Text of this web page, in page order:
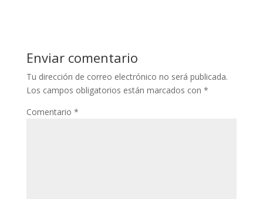
Enviar comentario
Tu dirección de correo electrónico no será publicada.
Los campos obligatorios están marcados con *
Comentario *